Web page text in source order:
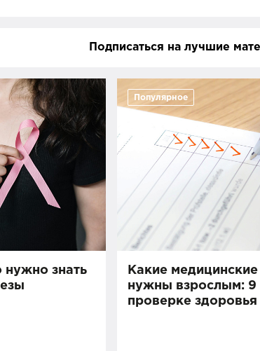
Подписаться на лучшие
нужно знать
Популярное
Какие
нужны взрослым: 9
проверке здоровья